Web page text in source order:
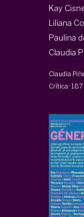
Kay
Liliana
Paulina
Claudia
Claudia
Crítica ·187